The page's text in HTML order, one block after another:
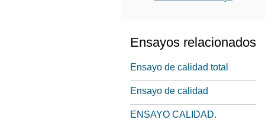
Ensayos relacionados
Ensayo de calidad total
Ensayo de calidad
ENSAYO CALIDAD.